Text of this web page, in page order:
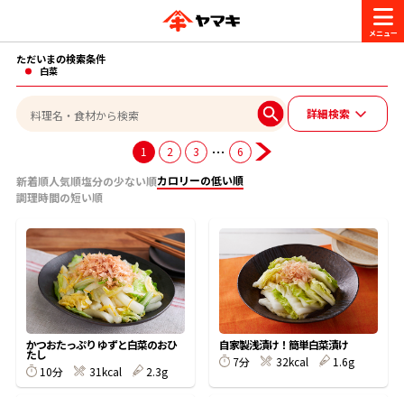
商品情報
ヤマキ『めんつゆ』 ヤマキ 割烹白だし
レシピ
おいしいレシピを探す
おいしいレシピトップ
主食レシピ
主菜レシピ
かつお節・だしを楽しむ
かつお節・だしを知る
だしの取り方
かつお節の削り方
CM・キャンペーン
キャンペーン一覧
企業・採用情報
企業情報
お問い合わせ
ただいまの検索条件
白菜
詳細検索
1 2 3 …
6
新着順人気順塩分の少ない順カロリーの低い順
調理時間の短い順
かつおたっぷり ゆずと白菜のおひ
たし
10分
31kcal 2.3g
自家製浅漬け！簡単白菜漬け
7分
32kcal 1.6g